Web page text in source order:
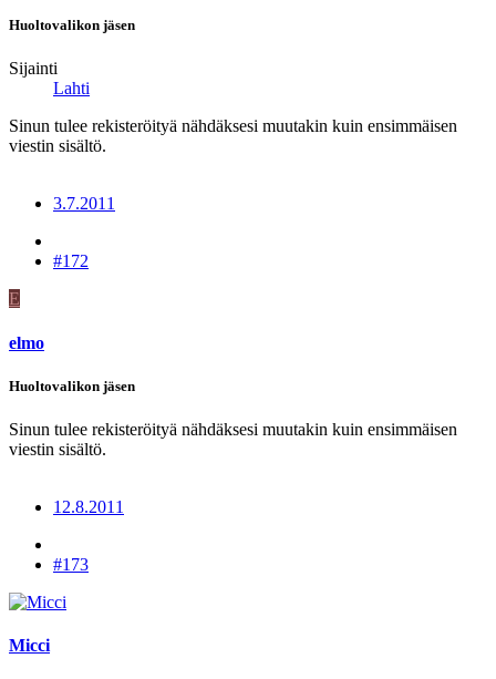
Huoltovalikon jäsen
Sijainti
Lahti
Sinun tulee rekisteröityä nähdäksesi muutakin kuin ensimmäisen
viestin sisältö.
3.7.2011
#172
E
elmo
Huoltovalikon jäsen
Sinun tulee rekisteröityä nähdäksesi muutakin kuin ensimmäisen
viestin sisältö.
12.8.2011
#173
Micci